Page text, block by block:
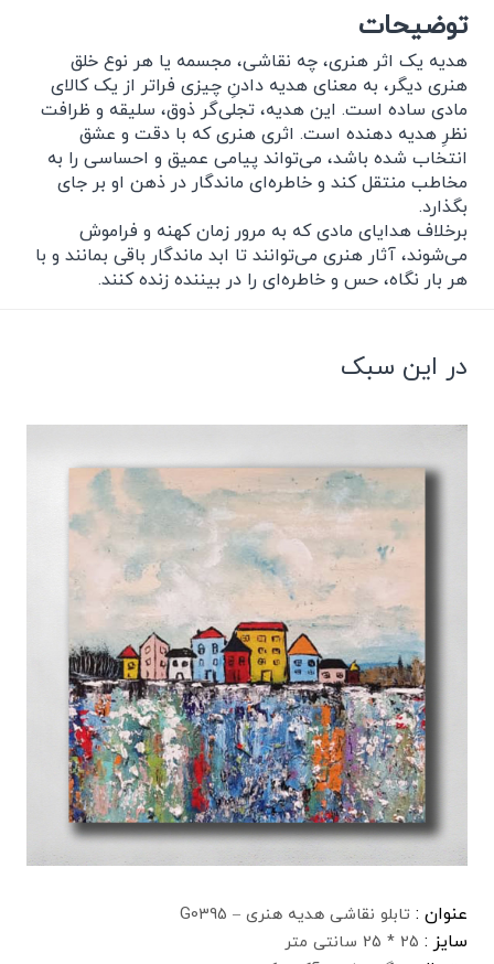
توضیحات
هدیه یک اثر هنری، چه نقاشی، مجسمه یا هر نوع خلق
هنری دیگر، به معنای هدیه دادنِ چیزی فراتر از یک کالای
مادی ساده است. این هدیه، تجلی‌گر ذوق، سلیقه و ظرافت
نظرِ هدیه دهنده است. اثری هنری که با دقت و عشق
انتخاب شده باشد، می‌تواند پیامی عمیق و احساسی را به
مخاطب منتقل کند و خاطره‌ای ماندگار در ذهن او بر جای
بگذارد.
برخلاف هدایای مادی که به مرور زمان کهنه و فراموش
می‌شوند، آثار هنری می‌توانند تا ابد ماندگار باقی بمانند و با
هر بار نگاه، حس و خاطره‌ای را در بیننده زنده کنند.
در این سبک
عنوان : تابلو نقاشی هدیه هنری – G0395
سایز : 25 * 25 سانتی متر